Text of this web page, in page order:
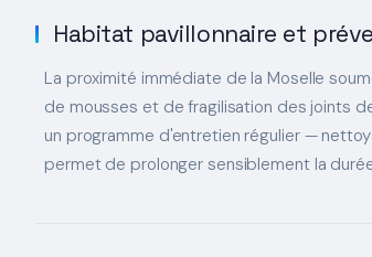
Habitat pavillonnaire et
La proximité immédiate de la Moselle
de mousses et de fragilisation des joints
un programme d'entretien régulier —
permet de prolonger sensiblement la